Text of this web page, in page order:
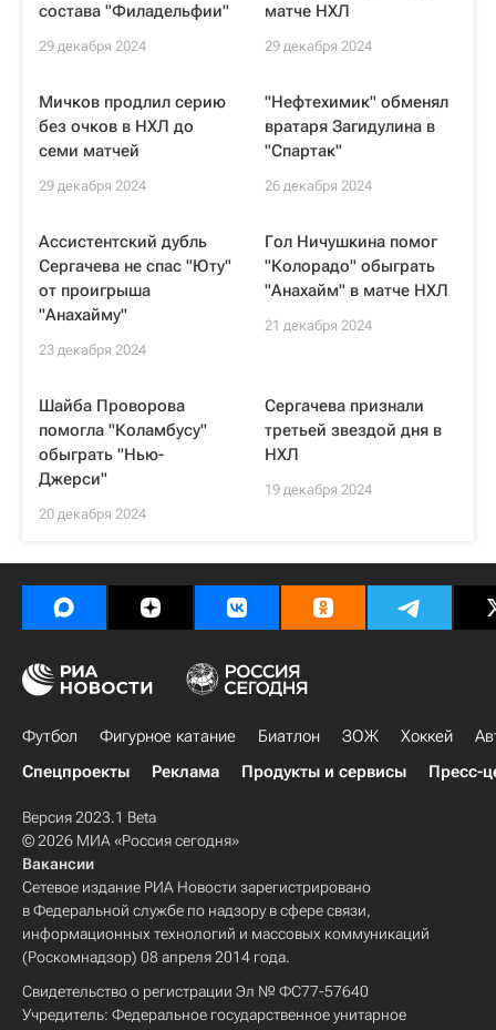
состава "Филадельфии"
29 декабря 2024
матче НХЛ
29 декабря 2024
Мичков продлил серию
без очков в НХЛ до
семи матчей
29 декабря 2024
"Нефтехимик" обменял
вратаря Загидулина в
"Спартак"
26 декабря 2024
Ассистентский дубль
Сергачева не спас "Юту"
от проигрыша
"Анахайму"
23 декабря 2024
Гол Ничушкина помог
"Колорадо" обыграть
"Анахайм" в матче НХЛ
21 декабря 2024
Шайба Проворова
помогла "Коламбусу"
обыграть "Нью-
Джерси"
20 декабря 2024
Сергачева признали
третьей звездой дня в
НХЛ
19 декабря 2024
Футбол Фигурное катание Биатлон ЗОЖ Хоккей
Спецпроекты
Реклама Продукты и сервисы Пресс-
Версия 2023.1 Beta
© 2026 МИА «Россия сегодня»
Вакансии
Сетевое издание РИА Новости зарегистрировано
в Федеральной службе по надзору в сфере связи,
информационных технологий и массовых коммуникаций
(Роскомнадзор) 08 апреля 2014 года.
Свидетельство о регистрации Эл № ФС77-57640
Учредитель: Федеральное государственное унитарное